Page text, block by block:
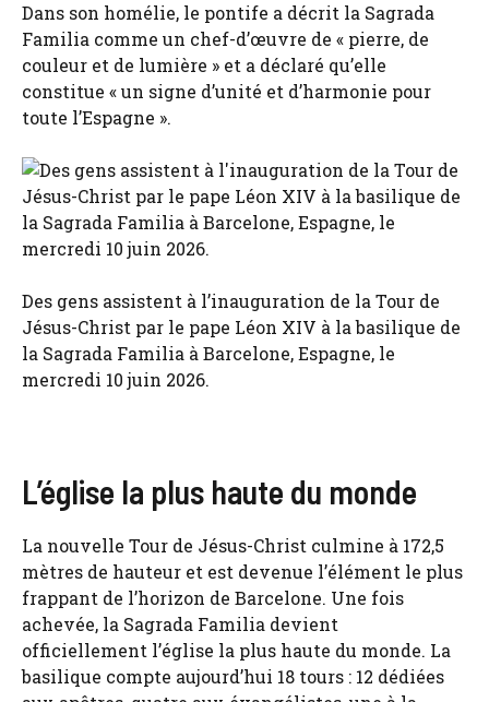
Dans son homélie, le pontife a décrit la Sagrada
Familia comme un chef-d’œuvre de « pierre, de
couleur et de lumière » et a déclaré qu’elle
constitue « un signe d’unité et d’harmonie pour
toute l’Espagne ».
Des gens assistent à l’inauguration de la Tour de
Jésus-Christ par le pape Léon XIV à la basilique de
la Sagrada Familia à Barcelone, Espagne, le
mercredi 10 juin 2026.
L’église la plus haute du monde
La nouvelle Tour de Jésus-Christ culmine à 172,5
mètres de hauteur et est devenue l’élément le plus
frappant de l’horizon de Barcelone. Une fois
achevée, la Sagrada Familia devient
officiellement l’église la plus haute du monde. La
basilique compte aujourd’hui 18 tours : 12 dédiées